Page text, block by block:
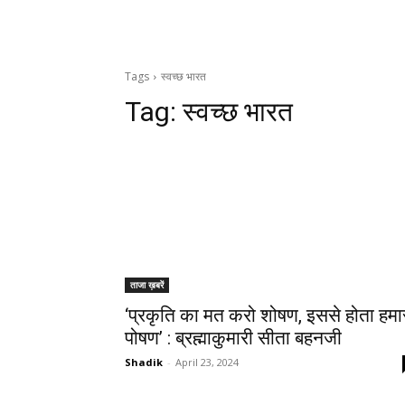
Tags स्वच्छ भारत
Tag:स्वच्छ भारत
ताजा ख़बरें
‘प्रकृति का मत करो शोषण, इससे होता
पोषण’ : ब्रह्माकुमारी सीता बहनजी
Shadik - April 23, 2024